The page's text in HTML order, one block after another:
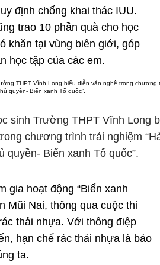
định chống khai thác IUU.
trao 10 phần quà cho học
khăn tại vùng biên giới, góp
học tập của các em.
sinh Trường THPT Vĩnh Long
chương trình trải nghiệm
quyền- Biển xanh Tổ quốc”.
gia hoạt động “Biển xanh
Mũi Nai, thông qua cuộc thi
thải nhựa. Với thông điệp
hạn chế rác thải nhựa là bảo
ta.